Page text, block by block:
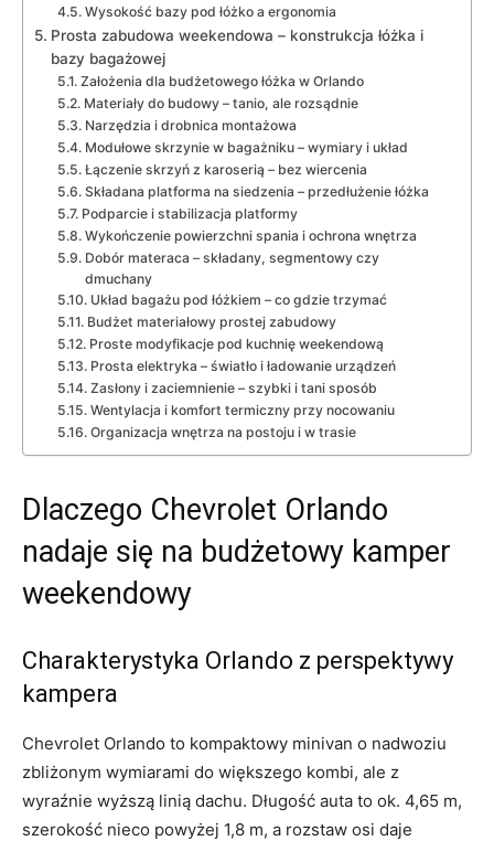
Wysokość bazy pod łóżko a ergonomia
Prosta zabudowa weekendowa – konstrukcja łóżka i
bazy bagażowej
Założenia dla budżetowego łóżka w Orlando
Materiały do budowy – tanio, ale rozsądnie
Narzędzia i drobnica montażowa
Modułowe skrzynie w bagażniku – wymiary i układ
Łączenie skrzyń z karoserią – bez wiercenia
Składana platforma na siedzenia – przedłużenie łóżka
Podparcie i stabilizacja platformy
Wykończenie powierzchni spania i ochrona wnętrza
Dobór materaca – składany, segmentowy czy
dmuchany
Układ bagażu pod łóżkiem – co gdzie trzymać
Budżet materiałowy prostej zabudowy
Proste modyfikacje pod kuchnię weekendową
Prosta elektryka – światło i ładowanie urządzeń
Zasłony i zaciemnienie – szybki i tani sposób
Wentylacja i komfort termiczny przy nocowaniu
Organizacja wnętrza na postoju i w trasie
Dlaczego Chevrolet Orlando
nadaje się na budżetowy kamper
weekendowy
Charakterystyka Orlando z perspektywy
kampera
Chevrolet Orlando to kompaktowy minivan o nadwoziu
zbliżonym wymiarami do większego kombi, ale z
wyraźnie wyższą linią dachu. Długość auta to ok. 4,65 m,
szerokość nieco powyżej 1,8 m, a rozstaw osi daje